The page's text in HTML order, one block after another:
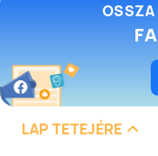
OSSZA
LAP TETEJÉRE